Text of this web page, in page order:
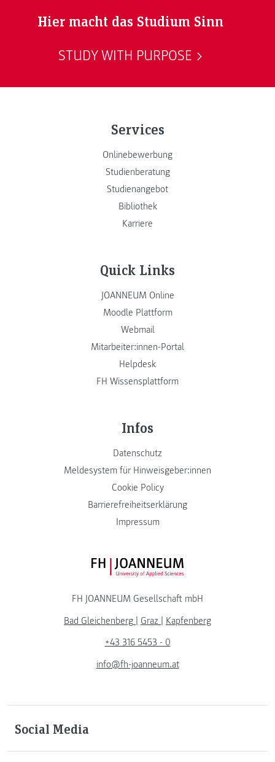
Hier macht das Studium Sinn
STUDY WITH PURPOSE
Services
Onlinebewerbung
Studienberatung
Studienangebot
Bibliothek
Karriere
Quick Links
JOANNEUM Online
Moodle Plattform
Webmail
Mitarbeiter:innen-Portal
Helpdesk
FH Wissensplattform
Infos
Datenschutz
Meldesystem für Hinweisgeber:innen
Cookie Policy
Barrierefreiheitserklärung
Impressum
FH JOANNEUM Logo
FH JOANNEUM Gesellschaft mbH
Bad Gleichenberg | Graz | Kapfenberg
+43 316 5453 - 0
info@fh-joanneum.at
Social Media